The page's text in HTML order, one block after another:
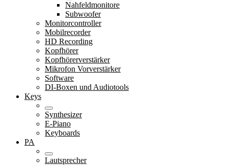
Nahfeldmonitore
Subwoofer
Monitorcontroller
Mobilrecorder
HD Recording
Kopfhörer
Kopfhörerverstärker
Mikrofon Vorverstärker
Software
DI-Boxen und Audiotools
Keys
Synthesizer
E-Piano
Keyboards
PA
Lautsprecher